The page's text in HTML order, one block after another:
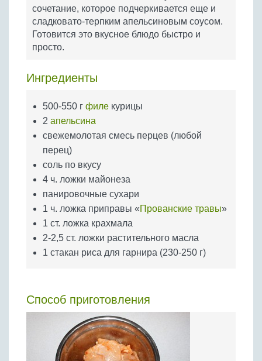
Бобовые
Яйца
сочетание, которое подчеркивается еще и
сладковато-терпким апельсиновым соусом.
Готовится это вкусное блюдо быстро и
просто.
Ингредиенты
500-550 г филе курицы
2 апельсина
свежемолотая смесь перцев (любой
перец)
соль по вкусу
4 ч. ложки майонеза
панировочные сухари
1 ч. ложка приправы «Прованские травы»
1 ст. ложка крахмала
2-2,5 ст. ложки растительного масла
1 стакан риса для гарнира (230-250 г)
Способ приготовления